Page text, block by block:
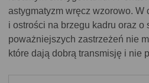
astygmatyzm wręcz wzorowo. W
i ostrości na brzegu kadru oraz
poważniejszych zastrzeżeń nie
które dają dobrą transmisję i nie